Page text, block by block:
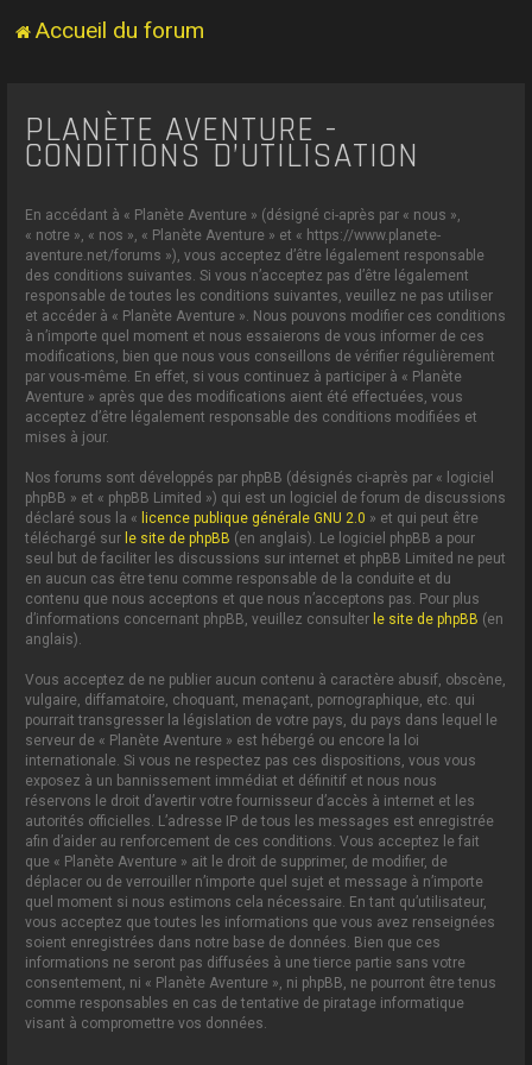
Accueil du forum
PLANÈTE AVENTURE -
CONDITIONS D’UTILISATION
En accédant à « Planète Aventure » (désigné ci-après par « nous »,
« notre », « nos », « Planète Aventure » et « https://www.planete-
aventure.net/forums »), vous acceptez d’être légalement responsable
des conditions suivantes. Si vous n’acceptez pas d’être légalement
responsable de toutes les conditions suivantes, veuillez ne pas utiliser
et accéder à « Planète Aventure ». Nous pouvons modifier ces conditions
à n’importe quel moment et nous essaierons de vous informer de ces
modifications, bien que nous vous conseillons de vérifier régulièrement
par vous-même. En effet, si vous continuez à participer à « Planète
Aventure » après que des modifications aient été effectuées, vous
acceptez d’être légalement responsable des conditions modifiées et
mises à jour.
Nos forums sont développés par phpBB (désignés ci-après par « logiciel
phpBB » et « phpBB Limited ») qui est un logiciel de forum de discussions
déclaré sous la « licence publique générale GNU 2.0 » et qui peut être
téléchargé sur le site de phpBB (en anglais). Le logiciel phpBB a pour
seul but de faciliter les discussions sur internet et phpBB Limited ne peut
en aucun cas être tenu comme responsable de la conduite et du
contenu que nous acceptons et que nous n’acceptons pas. Pour plus
d’informations concernant phpBB, veuillez consulter le site de phpBB (en
anglais).
Vous acceptez de ne publier aucun contenu à caractère abusif, obscène,
vulgaire, diffamatoire, choquant, menaçant, pornographique, etc. qui
pourrait transgresser la législation de votre pays, du pays dans lequel le
serveur de « Planète Aventure » est hébergé ou encore la loi
internationale. Si vous ne respectez pas ces dispositions, vous vous
exposez à un bannissement immédiat et définitif et nous nous
réservons le droit d’avertir votre fournisseur d’accès à internet et les
autorités officielles. L’adresse IP de tous les messages est enregistrée
afin d’aider au renforcement de ces conditions. Vous acceptez le fait
que « Planète Aventure » ait le droit de supprimer, de modifier, de
déplacer ou de verrouiller n’importe quel sujet et message à n’importe
quel moment si nous estimons cela nécessaire. En tant qu’utilisateur,
vous acceptez que toutes les informations que vous avez renseignées
soient enregistrées dans notre base de données. Bien que ces
informations ne seront pas diffusées à une tierce partie sans votre
consentement, ni « Planète Aventure », ni phpBB, ne pourront être tenus
comme responsables en cas de tentative de piratage informatique
visant à compromettre vos données.